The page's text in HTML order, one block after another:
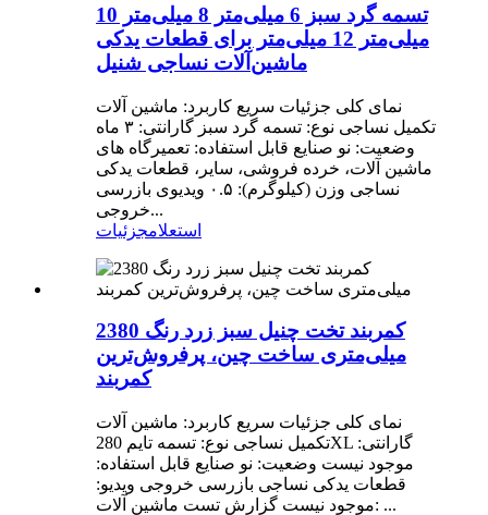
تسمه گرد سبز 6 میلی‌متر 8 میلی‌متر 10
میلی‌متر 12 میلی‌متر برای قطعات یدکی
ماشین‌آلات نساجی شنیل
نمای کلی جزئیات سریع کاربرد: ماشین آلات
تکمیل نساجی نوع: تسمه گرد سبز گارانتی: ۳ ماه
وضعیت: نو صنایع قابل استفاده: تعمیرگاه های
ماشین آلات، خرده فروشی، سایر، قطعات یدکی
نساجی وزن (کیلوگرم): ۰.۵ ویدیوی بازرسی
خروجی...
استعلامجزئیات
کمربند تخت چنیل سبز زرد رنگ 2380
میلی‌متری ساخت چین، پرفروش‌ترین
کمربند
نمای کلی جزئیات سریع کاربرد: ماشین آلات
تکمیل نساجی نوع: تسمه تایم 280XL گارانتی:
موجود نیست وضعیت: نو صنایع قابل استفاده:
قطعات یدکی نساجی بازرسی خروجی ویدیو:
موجود نیست گزارش تست ماشین آلات: ...